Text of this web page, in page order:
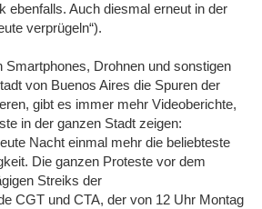
ebenfalls. Auch diesmal erneut in der
verprügeln“).
Smartphones, Drohnen und sonstigen
von Buenos Aires die Spuren der
gibt es immer mehr Videoberichte,
in der ganzen Stadt zeigen:
Nacht einmal mehr die beliebteste
Die ganzen Proteste vor dem
Streiks der
CGT und CTA, der von 12 Uhr Montag